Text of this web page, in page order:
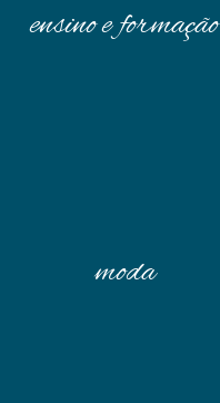
ensino e formação
moda